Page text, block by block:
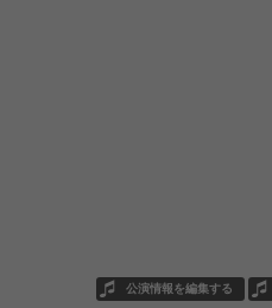
公演情報を編集する